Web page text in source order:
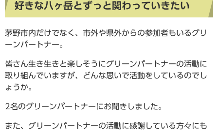
好きな八ヶ岳とずっと関わっていきたい
茅野市内だけでなく、市外や県外からの参加者もいるグリ
ーンパートナー。
皆さん生き生きと楽しそうにグリーンパートナーの活動に
取り組んでいますが、どんな思いで活動をしているのでし
ょうか。
2名のグリーンパートナーにお聞きしました。
また、グリーンパートナーの活動に感謝している方々にも